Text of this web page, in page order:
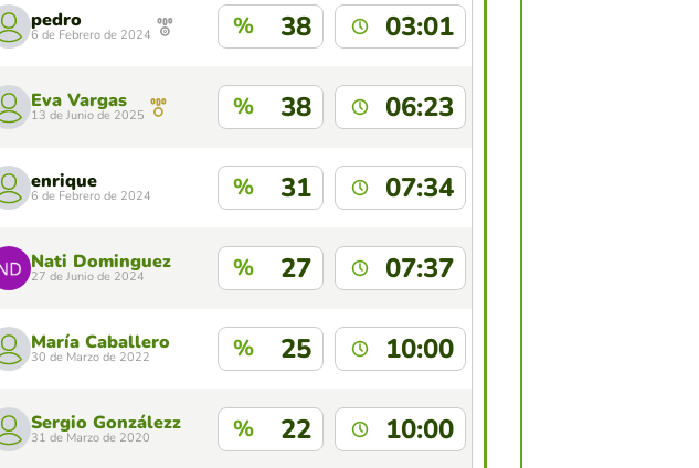
pedro
6 de Febrero de 2024 % 38 03:01
Eva Vargas
13 de Junio de 2025 % 38 06:23
enrique
6 de Febrero de 2024 % 31 07:34
Nati Dominguez
27 de Junio de 2024 % 27 07:37
María Caballero
30 de Marzo de 2022 % 25 10:00
Sergio Gonzálezz
31 de Marzo de 2020 % 22 10:00